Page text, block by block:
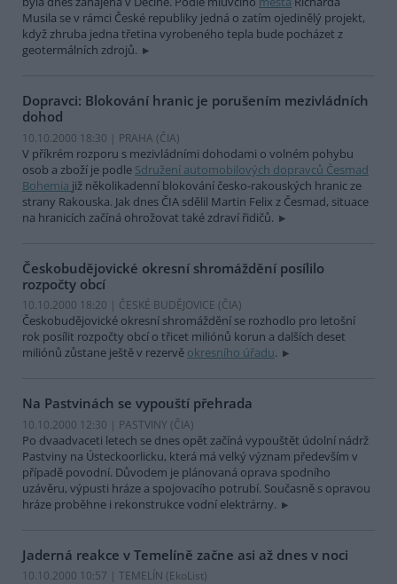
Musila se v rámci České republiky jedná o zatím ojedinělý projekt,
když zhruba jedna třetina vyrobeného tepla bude pocházet z
geotermálních zdrojů.
Dopravci: Blokování hranic je porušením mezivládních
dohod
10.10.2000 18:30 | PRAHA (ČIA)
V příkrém rozporu s mezivládními dohodami o volném pohybu
osob a zboží je podle Sdružení automobilových dopravců Česmad
Bohemia již několikadenní blokování česko-rakouských hranic ze
strany Rakouska. Jak dnes ČIA sdělil Martin Felix z Česmad, situace
na hranicích začíná ohrožovat také zdraví řidičů.
Českobudějovické okresní shromáždění posílilo
rozpočty obcí
10.10.2000 18:20 | ČESKÉ BUDĚJOVICE (ČIA)
Českobudějovické okresní shromáždění se rozhodlo pro letošní
rok posílit rozpočty obcí o třicet miliónů korun a dalších deset
miliónů zůstane ještě v rezervě okresního úřadu.
Na Pastvinách se vypouští přehrada
10.10.2000 12:30 | PASTVINY (ČIA)
Po dvaadvaceti letech se dnes opět začíná vypouštět údolní nádrž
Pastviny na Ústeckoorlicku, která má velký význam především v
případě povodní. Důvodem je plánovaná oprava spodního
uzávěru, výpusti hráze a spojovacího potrubí. Současně s opravou
hráze proběhne i rekonstrukce vodní elektrárny.
Jaderná reakce v Temelíně začne asi až dnes v noci
10.10.2000 10:57 | TEMELÍN (EkoList)